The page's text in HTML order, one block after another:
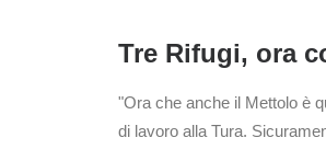
Tre Rifugi, ora
"Ora che anche il Mettolo è
di lavoro alla Tura.